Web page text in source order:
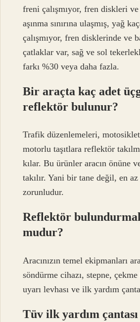
freni çalışmıyor, fren diskleri ve
aşınma sınırına ulaşmış, yağ
çalışmıyor, fren disklerinde ve
çatlaklar var, sağ ve sol
farkı %30 veya daha fazla.
Bir araçta kaç adet
reflektör bulunur?
Trafik düzenlemeleri,
motorlu taşıtlara reflektör
kılar. Bu ürünler aracın önüne
takılır. Yani bir tane değil, en
zorunludur.
Reflektör
mudur?
Aracınızın temel ekipmanları
söndürme cihazı, stepne, çekme
uyarı levhası ve ilk yardım
Tüv ilk yardım